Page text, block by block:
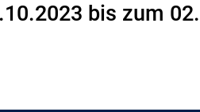
bis zum